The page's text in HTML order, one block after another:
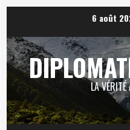
content
6 août
LA